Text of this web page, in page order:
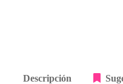
Descripción